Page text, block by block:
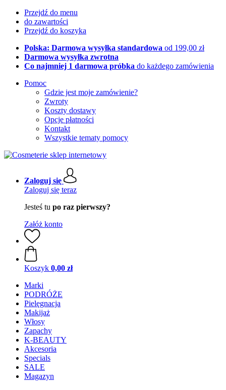
Przejdź do menu
do zawartości
Przejdź do koszyka
Polska: Darmowa wysyłka standardowa od 199,00 zł
Darmowa wysyłka zwrotna
Co najmniej 1 darmowa próbka do każdego zamówienia
Pomoc
Gdzie jest moje zamówienie?
Zwroty
Koszty dostawy
Opcje płatności
Kontakt
Wszystkie tematy pomocy
Zaloguj się
Zaloguj się teraz
Jesteś tu po raz pierwszy?
Załóż konto
Koszyk 0,00 zł
Marki
PODRÓŻE
Pielęgnacja
Makijaż
Włosy
Zapachy
K-BEAUTY
Akcesoria
Specials
SALE
Magazyn